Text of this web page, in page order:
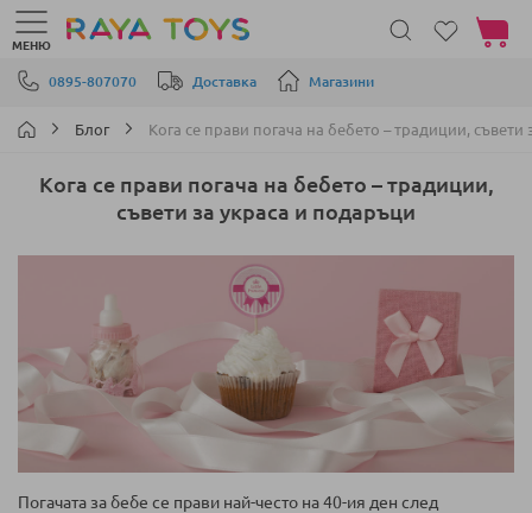
Прескачане към съдържанието
0895-807070 Доставка Магазини
МЕНЮ
Моята
Блог Кога се прави пoгача на бебето – традиции, съвети
Кога се прави пoгача на бебето – традиции,
съвети за украса и подаръци
Погачата за бебе се прави най-често на 40-ия ден след